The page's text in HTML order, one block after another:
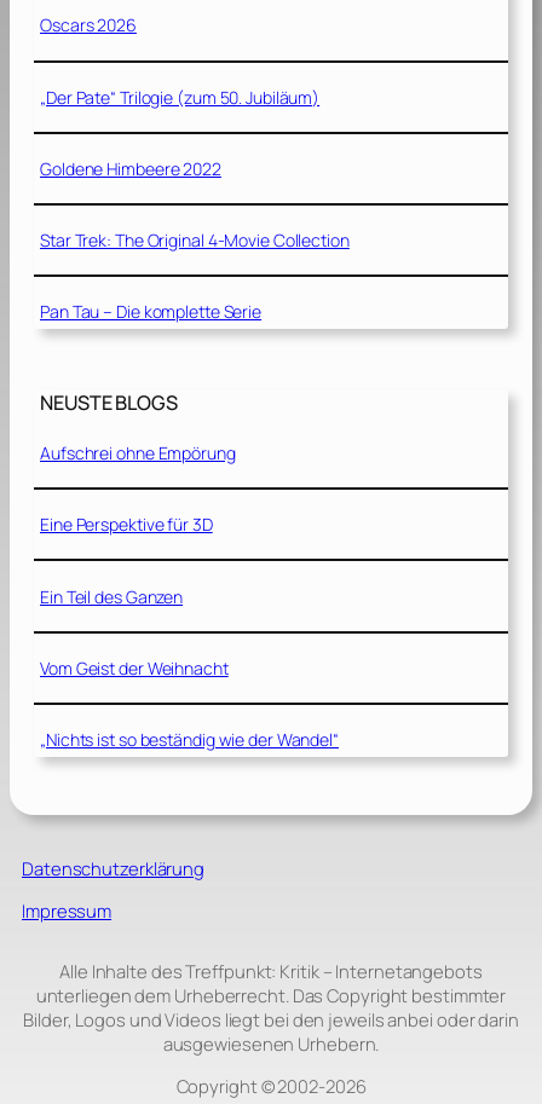
Oscars 2026
„Der Pate“ Trilogie (zum 50. Jubiläum)
Goldene Himbeere 2022
Star Trek: The Original 4-Movie Collection
Pan Tau – Die komplette Serie
NEUSTE BLOGS
Aufschrei ohne Empörung
Eine Perspektive für 3D
Ein Teil des Ganzen
Vom Geist der Weihnacht
„Nichts ist so beständig wie der Wandel“
Datenschutzerklärung
Impressum
Alle Inhalte des Treffpunkt: Kritik – Internetangebots
unterliegen dem Urheberrecht. Das Copyright bestimmter
Bilder, Logos und Videos liegt bei den jeweils anbei oder darin
ausgewiesenen Urhebern.
Copyright © 2002‑2026